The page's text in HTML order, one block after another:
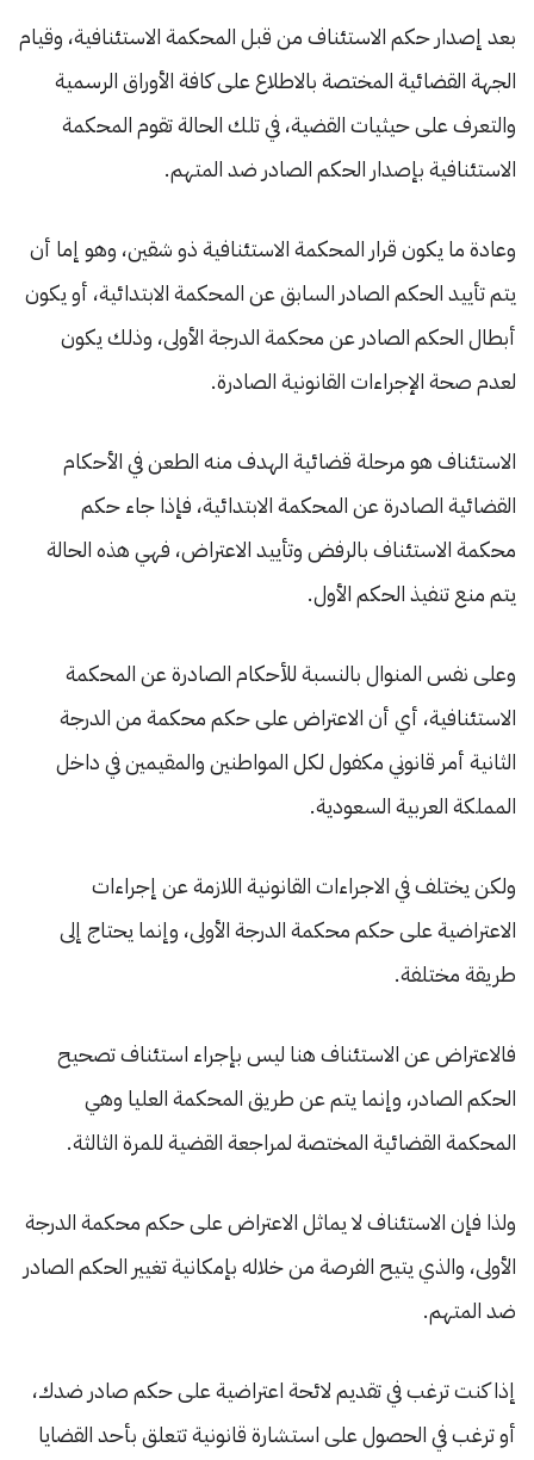
بعد إصدار حكم الاستئناف من قبل المحكمة الاستئنافية، وقيام
الجهة القضائية المختصة بالاطلاع على كافة الأوراق الرسمية
والتعرف على حيثيات القضية، في تلك الحالة تقوم المحكمة
الاستئنافية بإصدار الحكم الصادر ضد المتهم.
وعادة ما يكون قرار المحكمة الاستئنافية ذو شقين، وهو إما أن
يتم تأييد الحكم الصادر السابق عن المحكمة الابتدائية، أو يكون
أبطال الحكم الصادر عن محكمة الدرجة الأولى، وذلك يكون
لعدم صحة الإجراءات القانونية الصادرة.
الاستئناف هو مرحلة قضائية الهدف منه الطعن في الأحكام
القضائية الصادرة عن المحكمة الابتدائية، فإذا جاء حكم
محكمة الاستئناف بالرفض وتأييد الاعتراض، فهي هذه الحالة
يتم منع تنفيذ الحكم الأول.
وعلى نفس المنوال بالنسبة للأحكام الصادرة عن المحكمة
الاستئنافية، أي أن الاعتراض على حكم محكمة من الدرجة
الثانية أمر قانوني مكفول لكل المواطنين والمقيمين في داخل
المملكة العربية السعودية.
ولكن يختلف في الاجراءات القانونية اللازمة عن إجراءات
الاعتراضية على حكم محكمة الدرجة الأولى، وإنما يحتاج إلى
طريقة مختلفة.
فالاعتراض عن الاستئناف هنا ليس بإجراء استئناف تصحيح
الحكم الصادر، وإنما يتم عن طريق المحكمة العليا وهي
المحكمة القضائية المختصة لمراجعة القضية للمرة الثالثة.
ولذا فإن الاستئناف لا يماثل الاعتراض على حكم محكمة الدرجة
الأولى، والذي يتيح الفرصة من خلاله بإمكانية تغيير الحكم الصادر
ضد المتهم.
إذا كنت ترغب في تقديم لائحة اعتراضية على حكم صادر ضدك،
أو ترغب في الحصول على استشارة قانونية تتعلق بأحد القضايا